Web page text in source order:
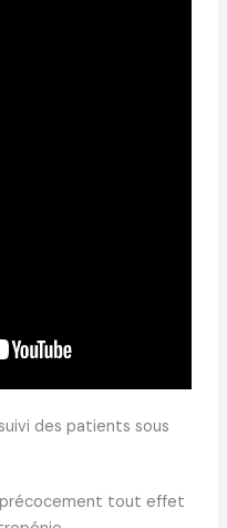
des patients sous
tout effet